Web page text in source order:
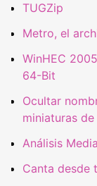
TUGZip
Metro, el
WinHEC
64-Bit
Ocultar
miniaturas de
Análisis
Canta desde